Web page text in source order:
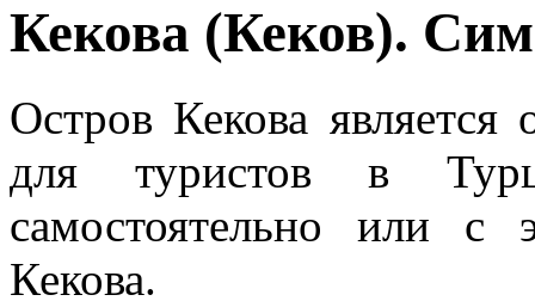
Кекова (Кеков).
Остров Кекова
для туристов в
самостоятельно или
Кекова.